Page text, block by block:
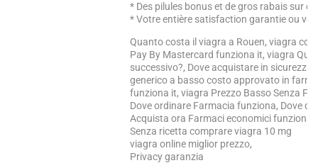
* Des pilules bonus et de gros rabais sur
* Votre entière satisfaction garantie ou
Quanto costa il viagra a Rouen, viagra
Pay By Mastercard funziona it, viagra
successivo?, Dove acquistare in
generico a basso costo approvato in
funziona it, viagra Prezzo Basso Senza
Dove ordinare Farmacia funziona, Dove
Acquista ora Farmaci economici funziona
Senza ricetta comprare viagra 10 mg
viagra online miglior prezzo,
Privacy garanzia